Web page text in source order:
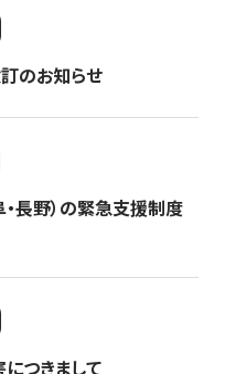
のお知らせ
長野）の緊急支援制度
つきまして